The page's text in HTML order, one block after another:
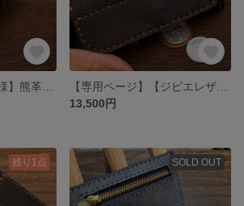
13,500円
残り1点 SOLD OUT